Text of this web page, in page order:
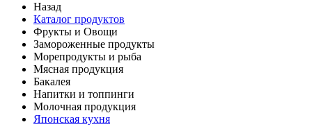
Назад
Каталог продуктов
Фрукты и Овощи
Замороженные продукты
Морепродукты и рыба
Мясная продукция
Бакалея
Напитки и топпинги
Молочная продукция
Японская кухня